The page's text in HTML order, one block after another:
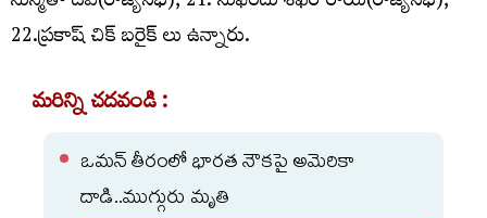
22.ప్రకాష్ చిక్ బరైక్ లు ఉన్నారు.
మరిన్ని చదవండి :
ఒమన్ తీరంలో భారత నౌకపై అమెరికా
దాడి..ముగ్గురు మృతి